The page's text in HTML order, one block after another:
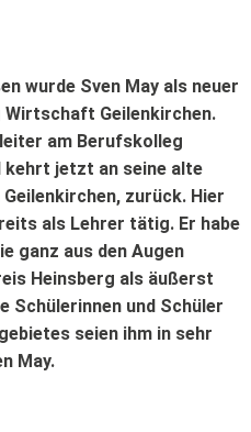
wurde Sven May als neuer
Geilenkirchen.
am Berufskolleg
kehrt jetzt an seine alte
zurück. Hier
als Lehrer tätig. Er habe
ganz aus den Augen
Heinsberg als äußerst
Schülerinnen und Schüler
seien ihm in sehr
May.